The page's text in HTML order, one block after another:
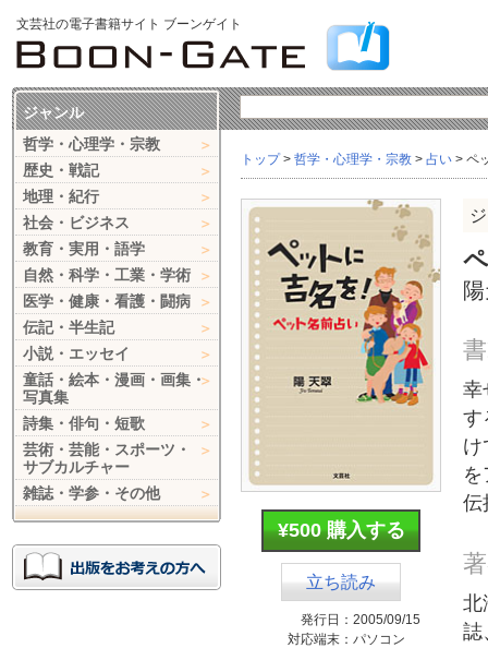
文芸社の電子書籍サイト ブーンゲイト
トップ> 哲学・心理学・宗教 > 占い > ペ
¥500 購入する
立ち読み
発行日： 2005/09/15
対応端末： パソコン
幸
す
け
伝
北
誌
ジャンル
哲学・心理学・宗教
歴史・戦記
地理・紀行
社会・ビジネス
教育・実用・語学
自然・科学・工業・学術
医学・健康・看護・闘病
伝記・半生記
小説・エッセイ
童話・絵本・漫画・画集・
写真集
詩集・俳句・短歌
芸術・芸能・スポーツ・
サブカルチャー
雑誌・学参・その他